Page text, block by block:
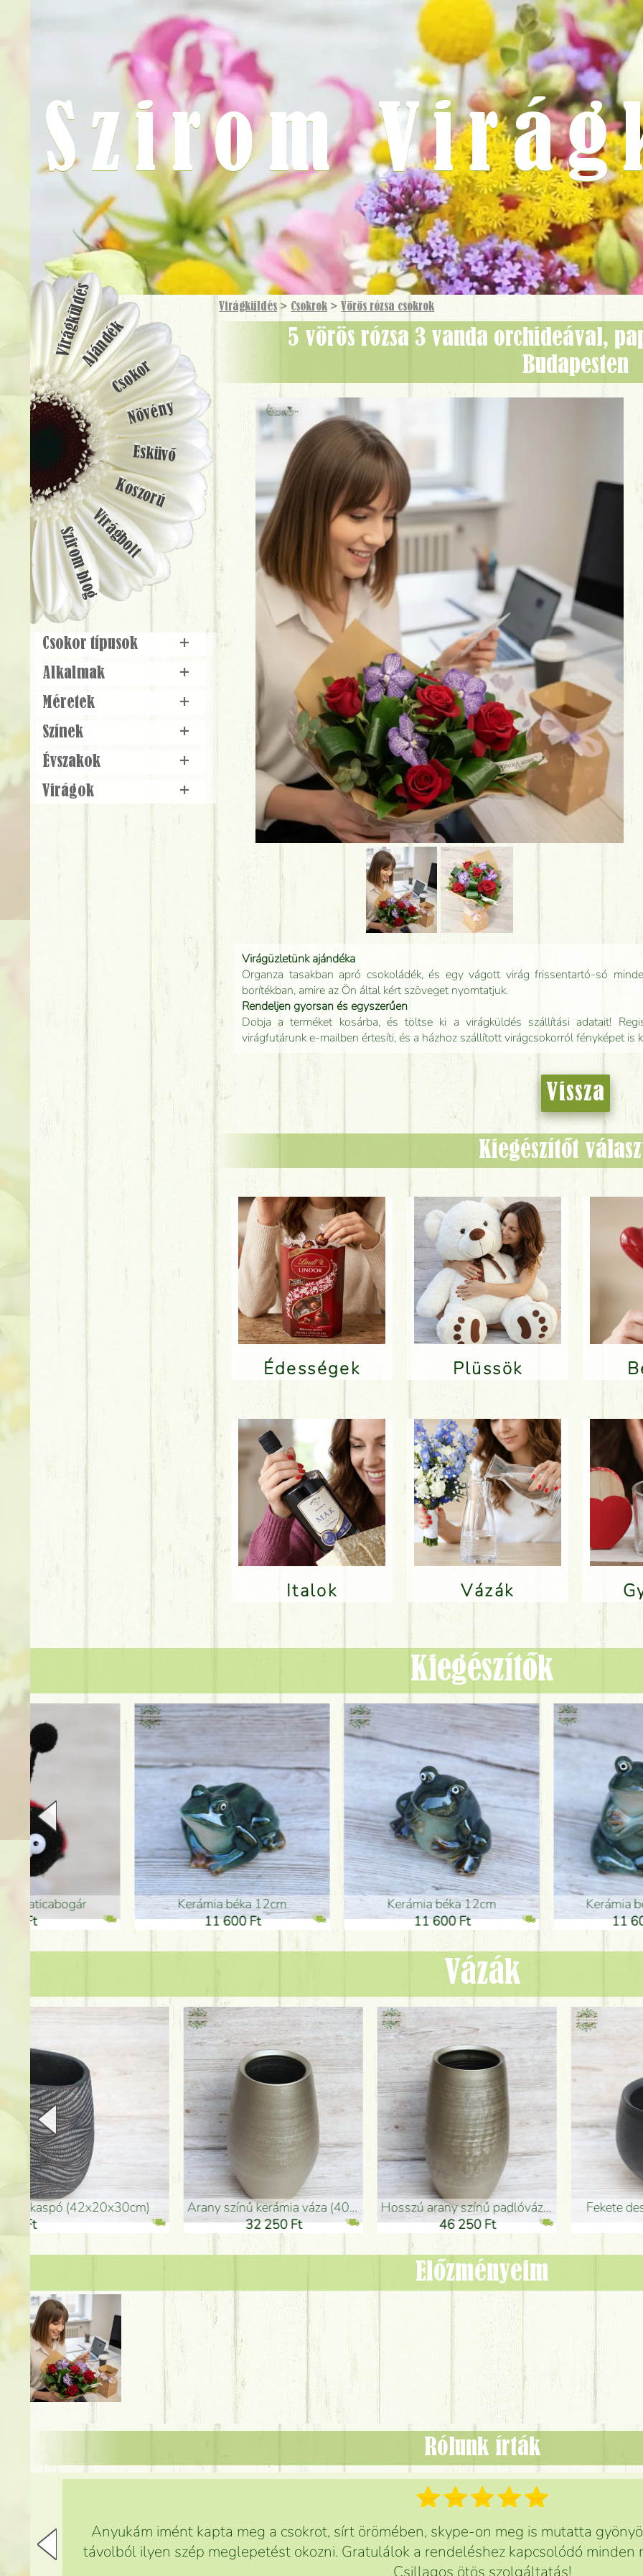
Virágküldés > Csokrok > Vörös rózsa csokrok
5 vörös rózsa 3 vanda orchideával, papírvázával - Virágküldés
Budapesten
Virágüzletünk ajándéka
Organza tasakban apró csokoládék, és egy vágott virág frissentartó-só
borítékban, amire az Ön által kért szöveget nyomtatjuk.
Rendeljen gyorsan és egyszerűen
Dobja a terméket kosárba, és töltse ki a virágküldés szállítási adatait!
virágfutárunk e-mailben értesíti, és a házhoz szállított virágcsokorról fényképet is
Vissza
Kiegészítőt
Édességek Plüssök
Italok Vázák
Szirom
VirágküldésAjándék
Csokor
Növény
Esküvő
Koszorú
Virágbolt
Szirom blog
Csokor típusok
+
Alkalmak
+
Méretek
+
Színek
+
Évszakok
+
Virágok
+
Kiegészítők
Kerámia béka 12cm
11 600 Ft
Kerámia béka 12cm
11 600 Ft
Kerámia béka 12cm
11 600 Ft
Vázák
arany színű kerámia váza (40x26cm)
hosszú arany színű padlóváza (50x29cm)
46 250 Ft
fekete design váza (15x20cm)
11 250 Ft
Előzményeim
Rólunk írták
Anyukám imént kapta meg a csokrot, sírt örömében, skype-on meg is mutatta
távolból ilyen szép meglepetést okozni. Gratulálok a rendeléshez kapcsolódó minden
Csillagos ötös szolgáltatás!